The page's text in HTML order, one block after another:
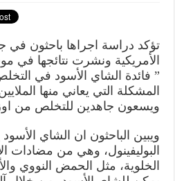
تؤكد دراسة اجراها باحثون في
الأمريكية ونشرت نتائجها في
” فائدة الشاي الأسود في
المشكلة التي يعاني منها
ويسعون جاهدين للتخلص من
ويبين الباحثون ان الشاي
البوليفينول، وهي من مضادات
الخلوية، مثل الحمض النووي